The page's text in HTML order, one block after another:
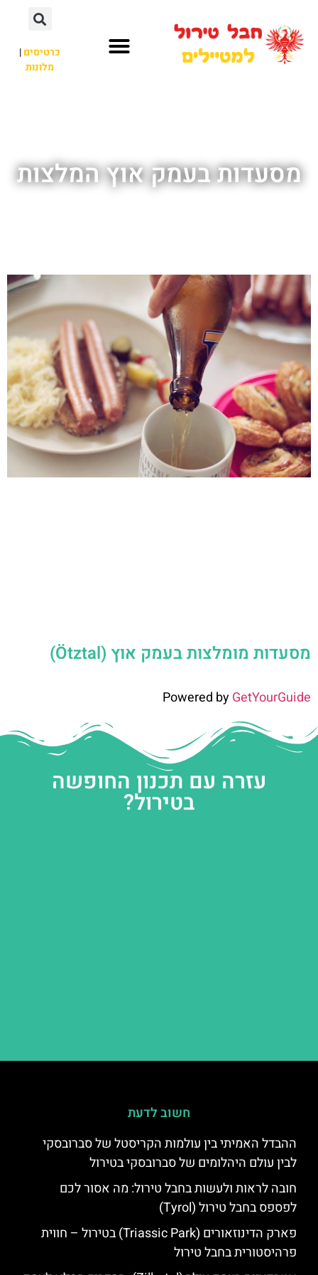
כרטיסים|
מלונות
מסעדות בעמק אוץ המלצות
מסעדות מומלצות בעמק אוץ (Ötztal)
Powered byGetYourGuide
עזרה עם תכנון החופשה
בטירול?
חשוב לדעת
ההבדל האמיתי בין עולמות הקריסטל של סברובסקי
לבין עולם היהלומים של סברובסקי בטירול
חובה לראות ולעשות בחבל טירול: מה אסור לכם
לפספס בחבל טירול (Tyrol)
פארק הדינוזאורים (Triassic Park) בטירול – חווית
פרהיסטורית בחבל טירול